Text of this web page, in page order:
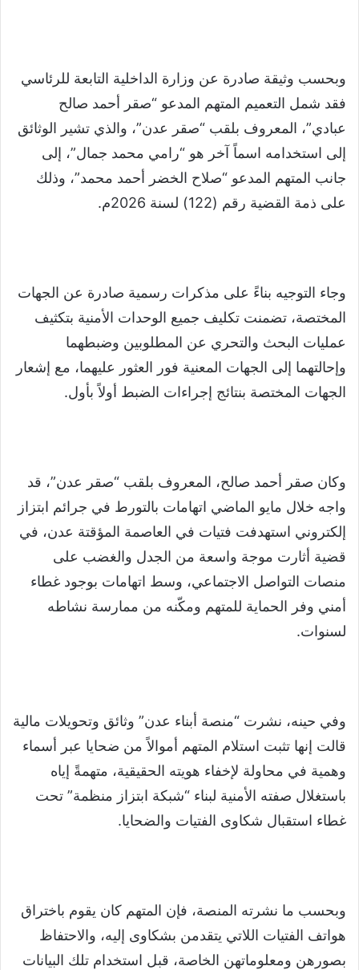
وبحسب وثيقة صادرة عن وزارة الداخلية التابعة للرئاسي
فقد شمل التعميم المتهم المدعو “صقر أحمد صالح
عبادي”، المعروف بلقب “صقر عدن”، والذي تشير الوثائق
إلى استخدامه اسماً آخر هو “رامي محمد جمال”، إلى
جانب المتهم المدعو “صلاح الخضر أحمد محمد”، وذلك
على ذمة القضية رقم (122) لسنة 2026م.
وجاء التوجيه بناءً على مذكرات رسمية صادرة عن الجهات
المختصة، تضمنت تكليف جميع الوحدات الأمنية بتكثيف
عمليات البحث والتحري عن المطلوبين وضبطهما
وإحالتهما إلى الجهات المعنية فور العثور عليهما، مع إشعار
الجهات المختصة بنتائج إجراءات الضبط أولاً بأول.
وكان صقر أحمد صالح، المعروف بلقب “صقر عدن”، قد
واجه خلال مايو الماضي اتهامات بالتورط في جرائم ابتزاز
إلكتروني استهدفت فتيات في العاصمة المؤقتة عدن، في
قضية أثارت موجة واسعة من الجدل والغضب على
منصات التواصل الاجتماعي، وسط اتهامات بوجود غطاء
أمني وفر الحماية للمتهم ومكّنه من ممارسة نشاطه
لسنوات.
وفي حينه، نشرت “منصة أبناء عدن” وثائق وتحويلات مالية
قالت إنها تثبت استلام المتهم أموالاً من ضحايا عبر أسماء
وهمية في محاولة لإخفاء هويته الحقيقية، متهمةً إياه
باستغلال صفته الأمنية لبناء “شبكة ابتزاز منظمة” تحت
غطاء استقبال شكاوى الفتيات والضحايا.
وبحسب ما نشرته المنصة، فإن المتهم كان يقوم باختراق
هواتف الفتيات اللاتي يتقدمن بشكاوى إليه، والاحتفاظ
بصورهن ومعلوماتهن الخاصة، قبل استخدام تلك البيانات